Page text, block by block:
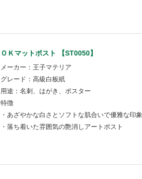
ＯＫマットポスト 【ST0050】
メーカー：王子マテリア
グレード：高級白板紙
用途：名刺、はがき、ポスター
特徴
・あざやかな白さとソフトな肌合いで優雅な印象
・落ち着いた雰囲気の艶消しアートポスト